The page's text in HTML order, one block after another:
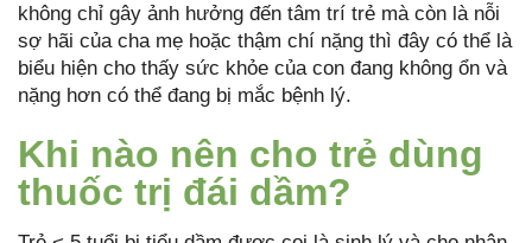
không chỉ gây ảnh hưởng đến tâm trí trẻ mà còn là nỗi
sợ hãi của cha mẹ hoặc thậm chí nặng thì đây có thể là
biểu hiện cho thấy sức khỏe của con đang không ổn và
nặng hơn có thể đang bị mắc bệnh lý.
Khi nào nên cho trẻ dùng
thuốc trị đái dầm?